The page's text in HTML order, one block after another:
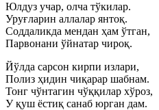
Юлдуз учар, олча тўкилар.
Уруғларин аллалар янтоқ.
Соддаликда мендан ҳам ўтган,
Парвонани ўйнатар чироқ.
Йўлда сарсон кирпи излари,
Полиз ҳидин чиқарар шабнам.
Тонг чўнтагин чўққилар хўроз,
У қуш ёстиқ санаб юрган дам.